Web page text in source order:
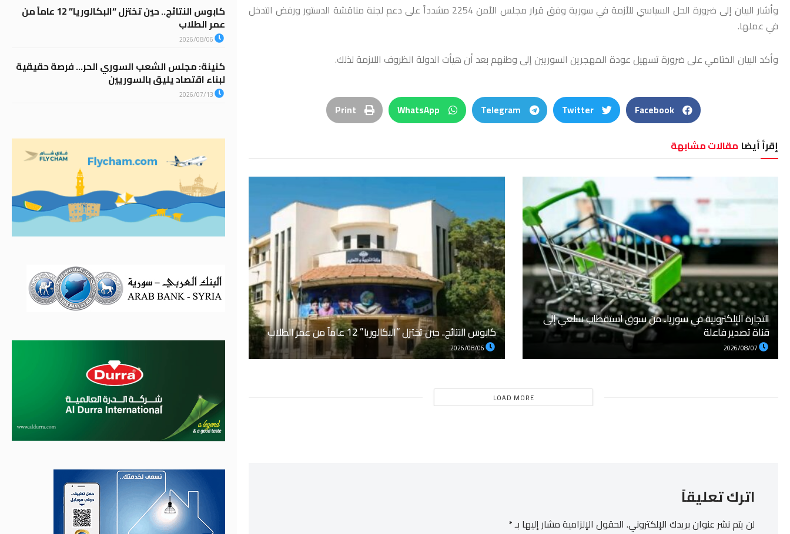
وأشار البيان إلى ضرورة الحل السياسي للأزمة في سورية وفق قرار مجلس الأمن 2254 مشدداً على دعم لجنة مناقشة الدستور ورفض التدخل
في عملها.
وأكد البيان الختامي على ضرورة تسهيل عودة المهجرين السوريين إلى وطنهم بعد أن هيأت الدولة الظروف اللازمة لذلك.
Facebook
Twitter
Telegram
WhatsApp
Print
إقرأ أيضا مقالات مشابهة
التجارة الإلكترونية في سوريا.. من سوق استقطاب سلعي إلى
قناة تصدير فاعلة كابوس النتائج.. حين تختزل “البكالوريا” 12 عاماً من عمر الطلاب
LOAD MORE
اترك تعليقاً
لن يتم نشر عنوان بريدك الإلكتروني. الحقول الإلزامية مشار إليها بـ*
كابوس النتائج.. حين تختزل “البكالوريا” 12 عاماً من
عمر الطلاب
2026/08/06
كنينة: مجلس الشعب السوري الحر… فرصة حقيقية
لبناء اقتصاد يليق بالسوريين
2026/07/13